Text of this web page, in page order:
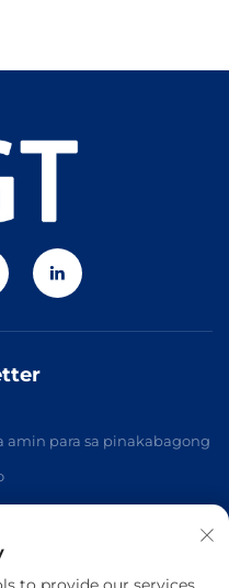
amin para sa pinakabagong